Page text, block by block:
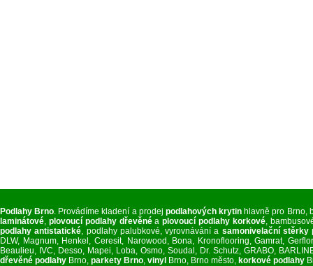
Podlahy Brno. Provádíme kladení a prodej podlahových krytin hlavně pro Brno,
laminátové, plovoucí podlahy dřevěnéaplovoucí podlahy korkové,
podlahy antistatické, podlahy palubkové, vyrovnávání a samonivelační stěrky
DLW, Magnum, Henkel, Ceresit, Narowood, Bona, Kronoflooring, Gamrat,
Beaulieu, IVC, Desso, Mapei, Loba, Osmo, Soudal, Dr. Schutz, GRABO,
dřevěné podlahy Brno, parkety Brno, vinyl Brno, Brno město, korkové podlahy